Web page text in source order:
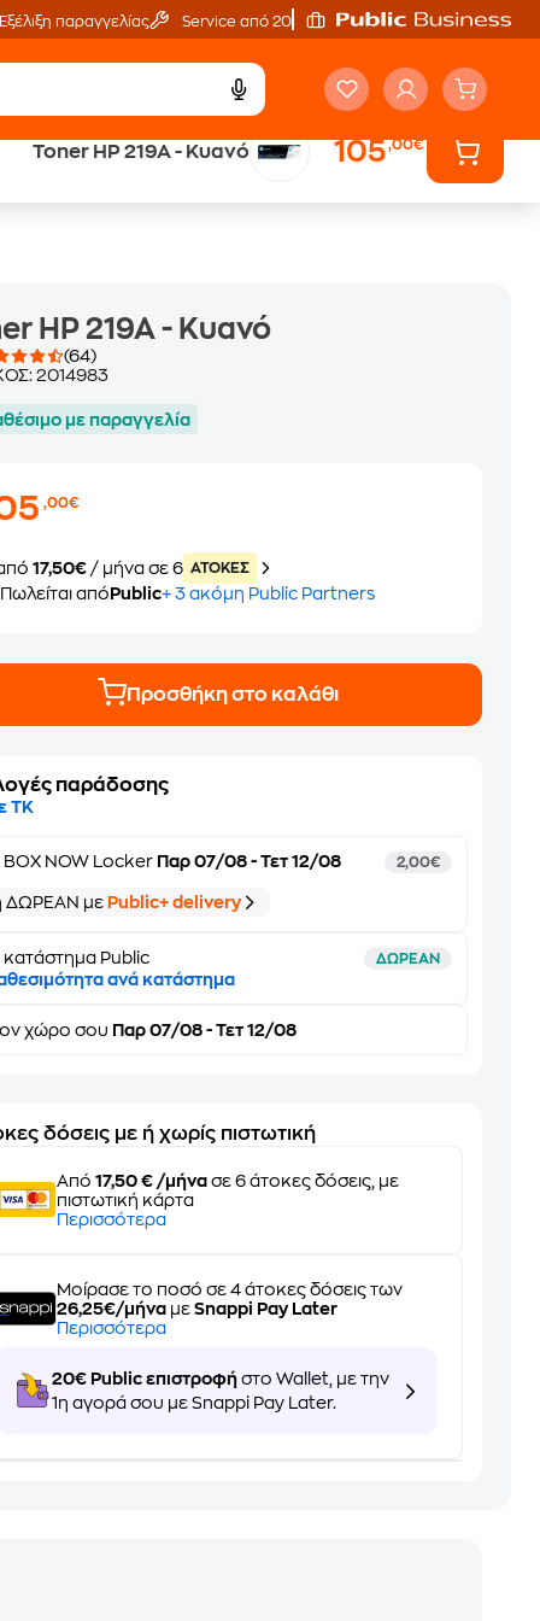
Εξέλιξη παραγγελίας Service από 20'
Toner HP 219A - Κυανό 105,00€
Άτοκες Δόσεις
HP 219A - Κυανό
(64)
2014983
με παραγγελία
,00€
17,50€ / μήνα σε 6 ATOKEΣ
Πωλείται από Public+ 3 ακόμη Public Partners
Προσθήκη στο καλάθι
παράδοσης
ΤΚ
BOX NOW Locker Παρ 07/08 - Τετ 12/08 2,00€
ΔΩΡΕΑΝ με Public+ delivery
κατάστημα Public ΔΩΡΕΑΝ
ανά κατάστημα
χώρο σου Παρ 07/08 - Τετ 12/08
δόσεις με ή χωρίς πιστωτική
Από17,50 € /μήνα σε 6 άτοκες δόσεις, με
πιστωτική κάρτα
Περισσότερα
Μοίρασε το ποσό σε 4 άτοκες δόσεις των
26,25€/μήνα μεSnappi Pay Later
Περισσότερα
20€ Public επιστροφή στο Wallet, με την
1η αγορά σου με Snappi Pay Later.